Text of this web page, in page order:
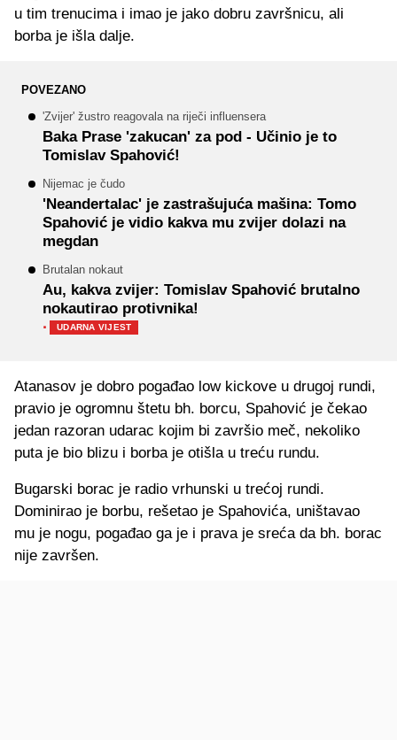
u tim trenucima i imao je jako dobru završnicu, ali
borba je išla dalje.
POVEZANO
'Zvijer' žustro reagovala na riječi influensera
Baka Prase 'zakucan' za pod - Učinio je to
Tomislav Spahović!
Nijemac je čudo
'Neandertalac' je zastrašujuća mašina: Tomo
Spahović je vidio kakva mu zvijer dolazi na
megdan
Brutalan nokaut
Au, kakva zvijer: Tomislav Spahović brutalno
nokautirao protivnika!
· UDARNA VIJEST
Atanasov je dobro pogađao low kickove u drugoj rundi,
pravio je ogromnu štetu bh. borcu, Spahović je čekao
jedan razoran udarac kojim bi završio meč, nekoliko
puta je bio blizu i borba je otišla u treću rundu.
Bugarski borac je radio vrhunski u trećoj rundi.
Dominirao je borbu, rešetao je Spahovića, uništavao
mu je nogu, pogađao ga je i prava je sreća da bh. borac
nije završen.